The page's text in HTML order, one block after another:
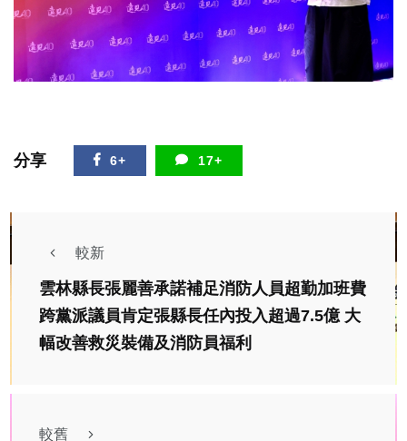
分享 6+ 17+
較新
雲林縣長張麗善承諾補足消防人員超勤加班費
跨黨派議員肯定張縣長任內投入超過7.5億 大
幅改善救災裝備及消防員福利
較舊